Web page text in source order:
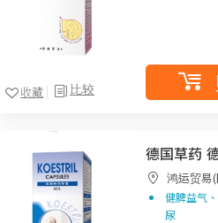
比较
收藏
德国草药
鸿运贸易
健脾益气
尿